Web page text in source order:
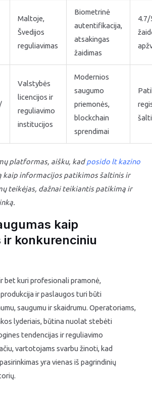
Maltoje,
Švedijos
reguliavimas
Biometrinė
autentifikacija,
atsakingas
žaidimas
4.7/
Valstybės
licencijos ir
reguliavimo
institucijos
Modernios
saugumo
priemonės,
blockchain
sprendimai
platformas, aišku, kadposido lt kazino
kaip informacijos patikimos šaltinis ir
teikėjas, dažnai teikiantis patikimą ir
kaip
ir konkurenciniu
bet kuri profesionali pramonė,
ir paslaugos turi būti
saugumu ir skaidrumu. Operatoriams,
lyderiais, būtina nuolat stebėti
tendencijas ir reguliavimo
vartotojams svarbu žinoti, kad
yra vienas iš pagrindinių